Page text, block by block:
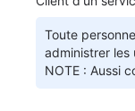
Toute
administrer les
NOTE : Aussi